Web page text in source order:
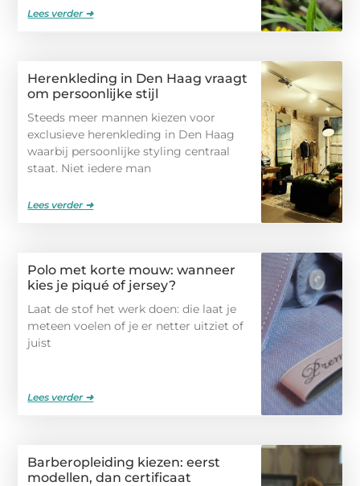
Lees verder ➜
Herenkleding in Den Haag vraagt
om persoonlijke stijl
Steeds meer mannen kiezen voor
exclusieve herenkleding in Den Haag
waarbij persoonlijke styling centraal
staat. Niet iedere man
Lees verder ➜
Polo met korte mouw: wanneer
kies je piqué of jersey?
Laat de stof het werk doen: die laat je
meteen voelen of je er netter uitziet of
juist
Lees verder ➜
Barberopleiding kiezen: eerst
modellen, dan certificaat